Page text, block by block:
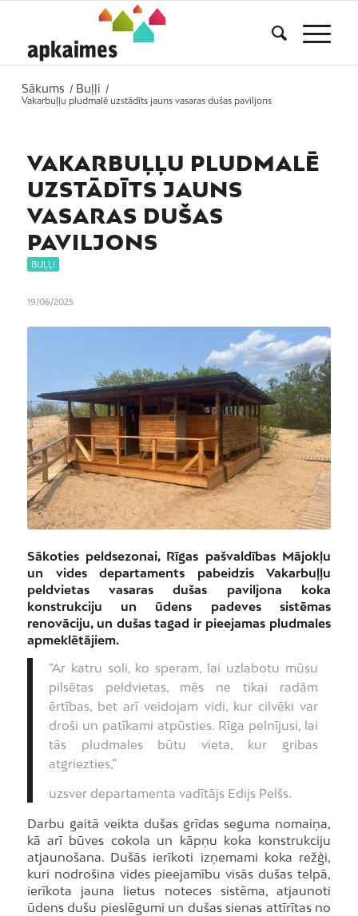
Sākums / Buļļi
/
Vakarbuļļu pludmalē uzstādīts jauns vasaras dušas paviljons
VAKARBUĻĻU PLUDMALĒ
UZSTĀDĪTS JAUNS
VASARAS DUŠAS
PAVILJONS
BUĻĻI
19/06/2025
Sākoties peldsezonai, Rīgas pašvaldības Mājokļu
un vides departaments pabeidzis Vakarbuļļu
peldvietas vasaras dušas paviljona koka
konstrukciju un ūdens padeves sistēmas
renovāciju, un dušas tagad ir pieejamas pludmales
apmeklētājiem.
“Ar katru soli, ko speram, lai uzlabotu mūsu
pilsētas peldvietas, mēs ne tikai radām
ērtības, bet arī veidojam vidi, kur cilvēki var
droši un patīkami atpūsties. Rīga pelnījusi, lai
tās pludmales būtu vieta, kur gribas
atgriezties,”
uzsver departamenta vadītājs Edijs Pelšs.
Darbu gaitā veikta dušas grīdas seguma nomaiņa,
kā arī būves cokola un kāpņu koka konstrukciju
atjaunošana. Dušās ierīkoti izņemami koka režģi,
kuri nodrošina vides pieejamību visās dušas telpā,
ierīkota jauna lietus noteces sistēma, atjaunoti
ūdens dušu pieslēgumi un dušas sienas attīrītas no